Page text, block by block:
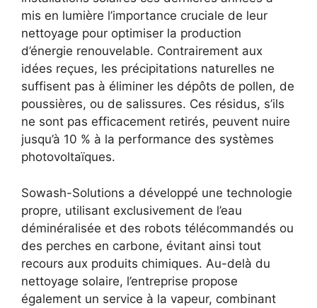
mis en lumière l’importance cruciale de leur
nettoyage pour optimiser la production
d’énergie renouvelable. Contrairement aux
idées reçues, les précipitations naturelles ne
suffisent pas à éliminer les dépôts de pollen, de
poussières, ou de salissures. Ces résidus, s’ils
ne sont pas efficacement retirés, peuvent nuire
jusqu’à 10 % à la performance des systèmes
photovoltaïques.
Sowash-Solutions a développé une technologie
propre, utilisant exclusivement de l’eau
déminéralisée et des robots télécommandés ou
des perches en carbone, évitant ainsi tout
recours aux produits chimiques. Au-delà du
nettoyage solaire, l’entreprise propose
également un service à la vapeur, combinant